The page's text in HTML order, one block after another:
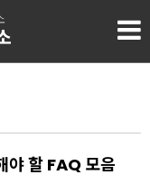
야 할 FAQ 모음